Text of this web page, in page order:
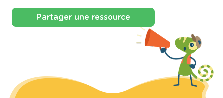
Partager une ressource